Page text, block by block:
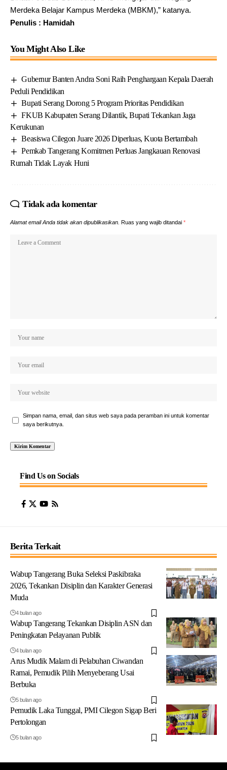
Merdeka Belajar Kampus Merdeka (MBKM),” katanya.
Penulis : Hamidah
You Might Also Like
Gubernur Banten Andra Soni Raih Penghargaan Kepala Daerah
Peduli Pendidikan
Bupati Serang Dorong 5 Program Prioritas Pendidikan
FKUB Kabupaten Serang Dilantik, Bupati Tekankan Jaga
Kerukunan
Beasiswa Cilegon Juare 2026 Diperluas, Kuota Bertambah
Pemkab Tangerang Komitmen Perluas Jangkauan Renovasi
Rumah Tidak Layak Huni
Tidak ada komentar
Alamat email Anda tidak akan dipublikasikan. Ruas yang wajib ditandai *
Simpan nama, email, dan situs web saya pada peramban ini untuk komentar
saya berikutnya.
Find Us on Socials
Berita Terkait
Wabup Tangerang Buka Seleksi Paskibraka
2026, Tekankan Disiplin dan Karakter Generasi
Muda
4 bulan ago
Wabup Tangerang Tekankan Disiplin ASN dan
Peningkatan Pelayanan Publik
4 bulan ago
Arus Mudik Malam di Pelabuhan Ciwandan
Ramai, Pemudik Pilih Menyeberang Usai
Berbuka
5 bulan ago
Pemudik Laka Tunggal, PMI Cilegon Sigap Beri
Pertolongan
5 bulan ago